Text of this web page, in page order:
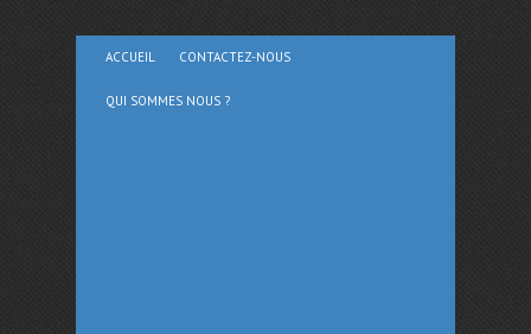
ACCUEIL CONTACTEZ-NOUS
QUI SOMMES NOUS ?